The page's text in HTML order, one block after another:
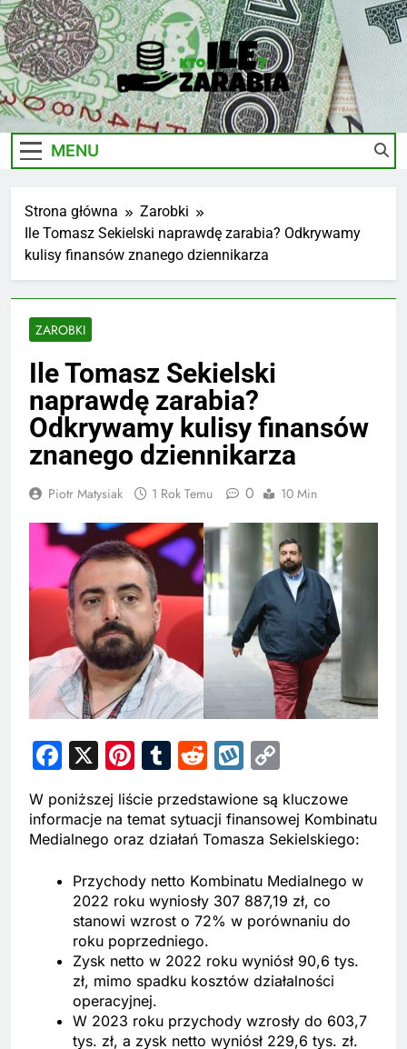
Skip
to
content
Ile-
Zarabia.edu.pl
Zarobki Gwiazd, Ciekawostki I Biznes
MENU
Strona główna
Zarobki
Ile Tomasz Sekielski naprawdę zarabia? Odkrywamy
kulisy finansów znanego dziennikarza
ZAROBKI
Ile Tomasz Sekielski
naprawdę zarabia?
Odkrywamy kulisy finansów
znanego dziennikarza
Piotr Matysiak 1 Rok Temu 0 10 Min
Facebook
X Pinterest
Tumblr
RedditWykop
Link
W poniższej liście przedstawione są kluczowe
informacje na temat sytuacji finansowej Kombinatu
Medialnego oraz działań Tomasza Sekielskiego:
Przychody netto Kombinatu Medialnego w
2022 roku wyniosły 307 887,19 zł, co
stanowi wzrost o 72% w porównaniu do
roku poprzedniego.
Zysk netto w 2022 roku wyniósł 90,6 tys.
zł, mimo spadku kosztów działalności
operacyjnej.
W 2023 roku przychody wzrosły do 603,7
tys. zł, a zysk netto wyniósł 229,6 tys. zł.